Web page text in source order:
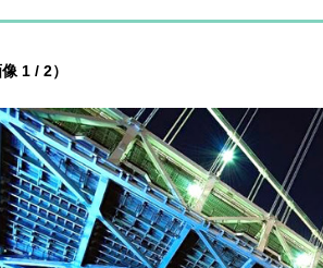
像 1 / 2）